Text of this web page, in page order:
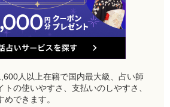
人以上在籍で国内最大級、占い師
の使いやすさ、支払いのしやすさ、
できます。